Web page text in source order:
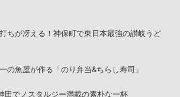
ちが冴える！神保町で東日本最強の讃岐うど
の魚屋が作る「のり弁当&ちらし寿司」
田でノスタルジー満載の素朴な一杯